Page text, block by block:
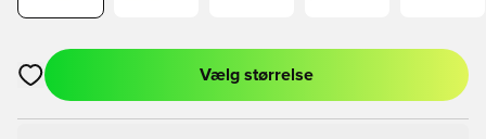
Åbner en Modal til at logge ind eller tilmelde dig som medlem
Vælg størrelse